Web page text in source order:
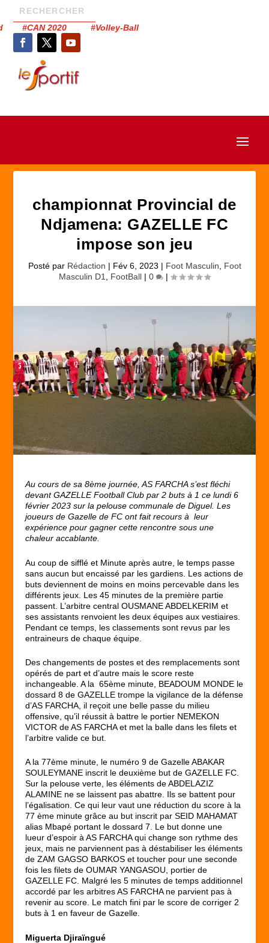
#CAN 2020 #Volley-Ball
championnat Provincial de
Ndjamena: GAZELLE FC
impose son jeu
Posté par Rédaction | Fév 6, 2023 | Foot Masculin
Foot
Masculin D1
FootBall | 0 |
Au cours de sa 8ème journée, AS FARCHA s’est fléchi
devant GAZELLE Football Club par 2 buts à 1 ce lundi 6
février 2023 sur la pelouse communale de Diguel. Les
joueurs de Gazelle de FC ont fait recours à leur
expérience pour gagner cette rencontre sous une
chaleur accablante.
Au coup de sifflé et Minute après autre, le temps passe
sans aucun but encaissé par les gardiens. Les actions de
buts deviennent de moins en moins percevable dans les
différents jeux. Les 45 minutes de la première partie
passent. L’arbitre central OUSMANE ABDELKERIM et
ses assistants renvoient les deux équipes aux vestiaires.
Pendant ce temps, les classements sont revus par les
entraineurs de chaque équipe.
Des changements de postes et des remplacements sont
opérés de part et d’autre mais le score reste
inchangeable. A la 65ème minute, BEADOUM MONDE le
dossard 8 de GAZELLE trompe la vigilance de la défense
d’AS FARCHA, il reçoit une belle passe du milieu
offensive, qu’il réussit à battre le portier NEMEKON
VICTOR de AS FARCHA et met la balle dans les filets et
l’arbitre valide ce but.
A la 77ème minute, le numéro 9 de Gazelle ABAKAR
SOULEYMANE inscrit le deuxième but de GAZELLE FC.
Sur la pelouse verte, les éléments de ABDELAZIZ
ALAMINE ne se laissent pas abattre. Ils se battent pour
l’égalisation. Ce qui leur vaut une réduction du score à la
77 ème minute grâce au but inscrit par SEID MAHAMAT
alias Mbapé portant le dossard 7. Le but donne une
lueur d’espoir à AS FARCHA qui change son rythme des
jeux, mais ne parviennent pas à déstabiliser les éléments
de ZAM GAGSO BARKOS et toucher pour une seconde
fois les filets de OUMAR YANGASOU, portier de
GAZELLE FC. Malgré les 5 minutes de temps additionnel
accordé par les arbitres AS FARCHA ne parvient pas à
revenir au score. Le match fini par le score de corriger 2
buts à 1 en faveur de Gazelle.
Miguerta Djiraïngué